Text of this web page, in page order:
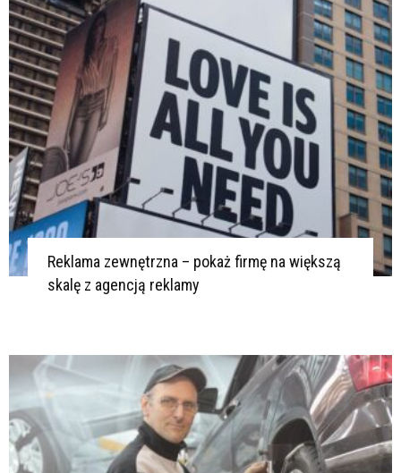
Reklama zewnętrzna – pokaż firmę na większą
skalę z agencją reklamy